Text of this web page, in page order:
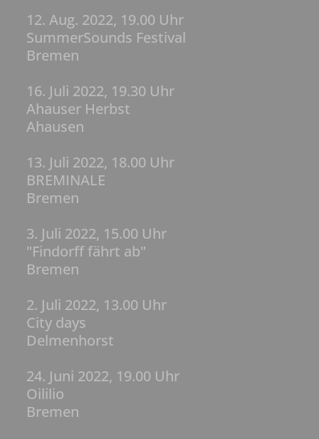
12. Aug. 2022, 19.00 Uhr
SummerSounds Festival
Bremen
16. Juli 2022, 19.30 Uhr
Ahauser Herbst
Ahausen
13. Juli 2022, 18.00 Uhr
BREMINALE
Bremen
3. Juli 2022, 15.00 Uhr
"Findorff fährt ab"
Bremen
2. Juli 2022, 13.00 Uhr
City days
Delmenhorst
24. Juni 2022, 19.00 Uhr
Oililio
Bremen